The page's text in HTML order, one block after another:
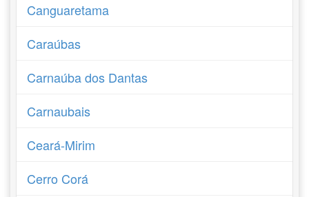
Canguaretama
Caraúbas
Carnaúba dos Dantas
Carnaubais
Ceará-Mirim
Cerro Corá